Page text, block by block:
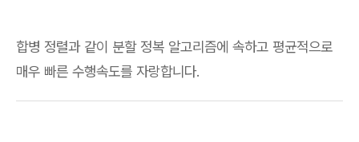
합병 정렬과 같이 분할 정복 알고리즘에 속하고 평균적으로
매우 빠른 수행속도를 자랑합니다.